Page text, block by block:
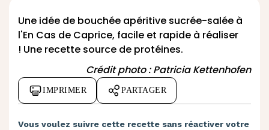
Une idée de bouchée apéritive sucrée-salée à
l'En Cas de Caprice, facile et rapide à réaliser
! Une recette source de protéines.
Crédit photo : Patricia Kettenhofen
IMPRIMER PARTAGER
Vous voulez suivre cette recette sans réactiver votre